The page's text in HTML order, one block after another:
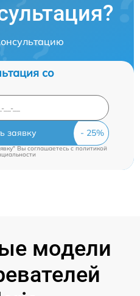
со
заявку
Вы соглашаетесь cполитикой
модели